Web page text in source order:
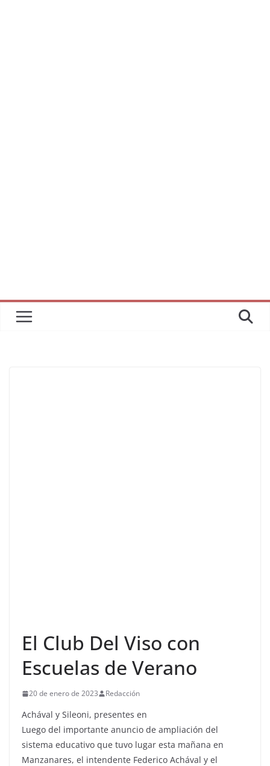
El Club Del Viso con
Escuelas de Verano
20 de enero de 2023 Redacción
Achával y Sileoni, presentes en
Luego del importante anuncio de ampliación del
sistema educativo que tuvo lugar esta mañana en
Manzanares, el intendente Federico Achával y el